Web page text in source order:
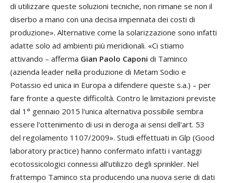
di utilizzare queste soluzioni tecniche, non rimane se non il
diserbo a mano con una decisa impennata dei costi di
produzione». Alternative come la solarizzazione sono infatti
adatte solo ad ambienti più meridionali. «Ci stiamo
attivando – afferma Gian Paolo Caponi di Taminco
(azienda leader nella produzione di Metam Sodio e
Potassio ed unica in Europa a difendere queste s.a.) – per
fare fronte a queste difficoltà. Contro le limitazioni previste
dal 1° gennaio 2015 l'unica alternativa possibile sembra
essere l'ottenimento di usi in deroga ai sensi dell'art. 53
del regolamento 1107/2009». Studi effettuati in Glp (Good
laboratory practice) hanno confermato infatti i vantaggi
ecotossicologici connessi all’utilizzo degli sprinkler. Nel
frattempo Taminco sta producendo una nuova serie di dati